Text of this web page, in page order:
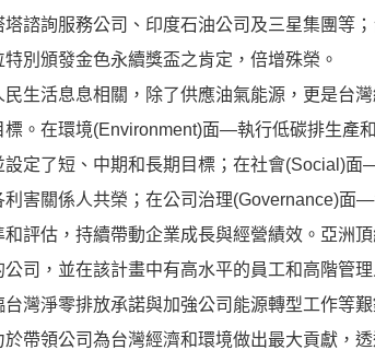
塔諮詢服務公司、印度石油公司及三星集團等
別頒發金色永續獎盃之肯定，倍增殊榮。
生活息息相關，除了供應油氣能源，更是台
標。在環境(Environment)面—執行低碳排生產
設定了短、中期和長期目標；在社會(Social)
害關係人共榮；在公司治理(Governance)面
評估，持續帶動企業成長與經營績效。亞洲
司，並在該計畫中有高水平的員工和高階管
灣淨零排放承諾與加強公司能源轉型工作等
帶領公司為台灣經濟和環境做出最大貢獻，